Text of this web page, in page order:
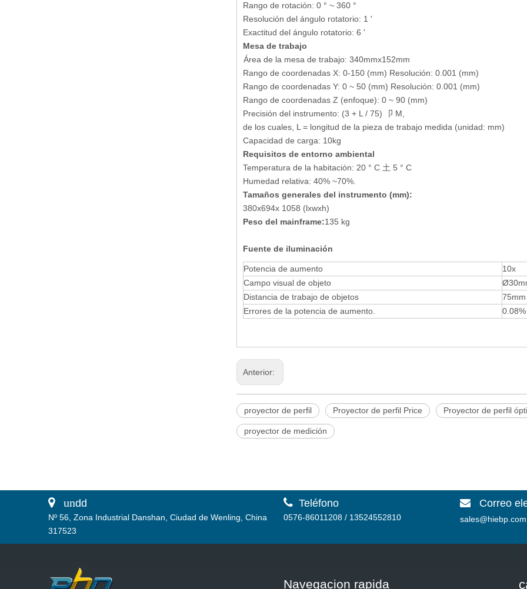
Rango de rotación: 0 ° ~ 360 °
Resolución del ángulo rotatorio: 1 '
Exactitud del ángulo rotatorio: 6 '
Mesa de trabajo
Área de la mesa de trabajo: 340mmx152mm
Rango de coordenadas X: 0-150 (mm) Resolución: 0.001 (mm)
Rango de coordenadas Y: 0 ~ 50 (mm) Resolución: 0.001 (mm)
Rango de coordenadas Z (enfoque): 0 ~ 90 (mm)
Precisión del instrumento: (3 + L / 75) 卩 M,
de los cuales, L = longitud de la pieza de trabajo medida (unidad: mm)
Capacidad de carga: 10kg
Requisitos de entorno ambiental
Temperatura de la habitación: 20 ° C 土 5 ° C
Humedad relativa: 40% ~70%.
Tamaños generales del instrumento (mm):
380x694x 1058 (lxwxh)
Peso del mainframe:135 kg
Fuente de iluminación
Potencia de aumento 10x
Campo visual de objeto
Distancia de trabajo de objetos
75mm
Errores de la potencia de aumento.
0.08%
Anterior:
proyector de perfil Proyector de perfil Price Proyector de perfil
proyector de medición
 undd
Nº 56, Zona Industrial Danshan, Ciudad de Wenling, China
317523
 Teléfono
0576-86011208 / 13524552810
 Correo
sales@hiebp.com
Navegacion rapida